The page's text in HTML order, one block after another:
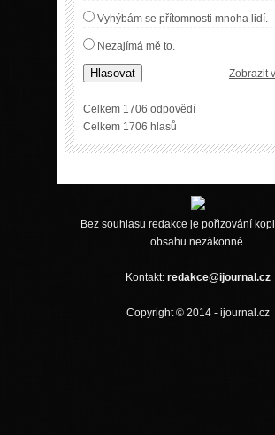
Vyhýbám se přítomnosti mnoha lidí.
Nezajímá mě to.
Hlasovat Zobrazit
Celkem 1706 odpovědí
Celkem 1706 hlasů
Bez souhlasu redakce je pořizování
obsahu nezákonné.
Kontakt: redakce@ijournal.cz
Copyright © 2014 - ijournal.cz